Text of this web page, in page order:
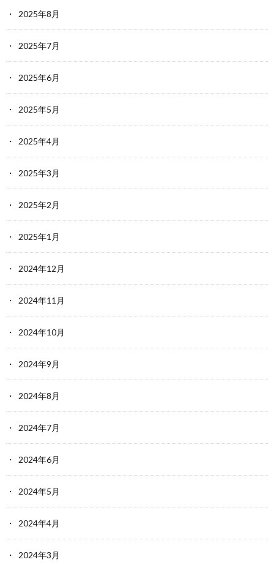
2025年8月
2025年7月
2025年6月
2025年5月
2025年4月
2025年3月
2025年2月
2025年1月
2024年12月
2024年11月
2024年10月
2024年9月
2024年8月
2024年7月
2024年6月
2024年5月
2024年4月
2024年3月